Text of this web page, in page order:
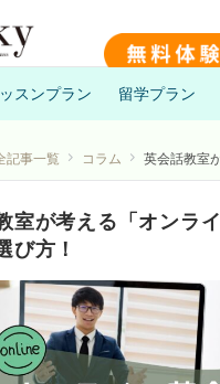
スンプラン 留学プラン
記事一覧 コラム 英会話教室が考える
室が考える「オンラ
び方！